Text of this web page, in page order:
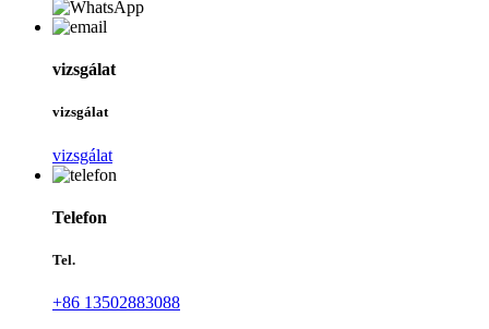
vizsgálat
vizsgálat
vizsgálat
Telefon
Tel.
+86 13502883088